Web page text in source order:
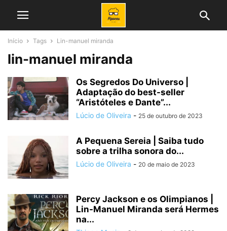
Início Tags Lin-manuel miranda
lin-manuel miranda
Os Segredos Do Universo |
Adaptação do best-seller
“Aristóteles e Dante”...
Lúcio de Oliveira - 25 de outubro de 2023
A Pequena Sereia | Saiba tudo
sobre a trilha sonora do...
Lúcio de Oliveira - 20 de maio de 2023
Percy Jackson e os Olimpianos |
Lin-Manuel Miranda será Hermes
na...